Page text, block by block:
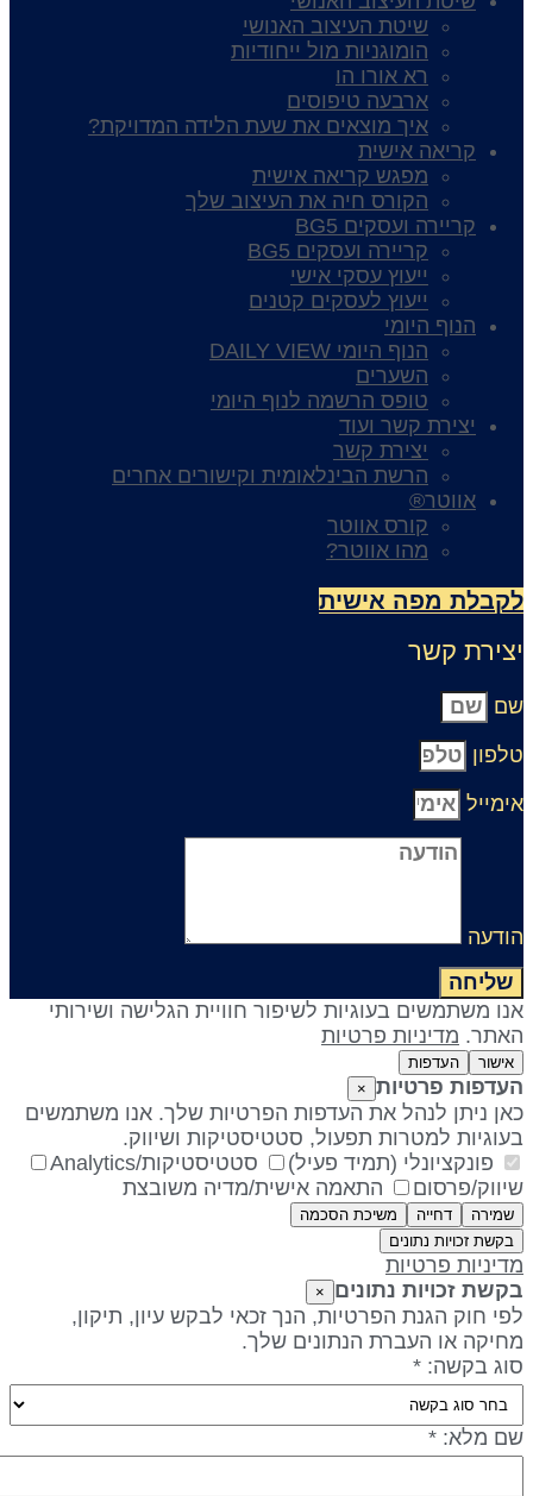
שיטת העיצוב האנושי
הומוגניות מול ייחודיות
רא אורו הו
ארבעה טיפוסים
איך מוצאים את שעת הלידה המדויקת?
קריאה אישית
מפגש קריאה אישית
הקורס חיה את העיצוב שלך
קריירה ועסקים BG5
קריירה ועסקים BG5
ייעוץ עסקי אישי
ייעוץ לעסקים קטנים
הנוף היומי
הנוף היומי DAILY VIEW
השערים
טופס הרשמה לנוף היומי
יצירת קשר ועוד
יצירת קשר
הרשת הבינלאומית וקישורים אחרים
אווטר®
קורס אווטר
מהו אווטר?
מפה אישית
קשר
שליחה
משתמשים בעוגיות לשיפור חוויית הגלישה ושירותי
מדיניות פרטיות
אישור העדפות
פרטיות ×
ניתן לנהל את העדפות הפרטיות שלך. אנו משתמשים
למטרות תפעול, סטטיסטיקות ושיווק.
פונקציונלי (תמיד פעיל)
סטטיסטיקות/Analytics
פרסום
התאמה אישית/מדיה משובצת
שמירה דחייה
משיכת הסכמה
בקשת זכויות נתונים
פרטיות
זכויות נתונים
חוק הגנת הפרטיות, הנך זכאי לבקש עיון, תיקון,
או העברת הנתונים שלך.
בקשה: *
מלא: *